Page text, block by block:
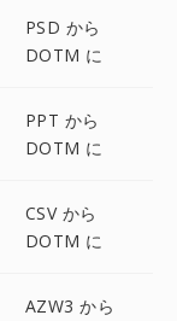
PSD から
DOTM に
PPT から
DOTM に
CSV から
DOTM に
AZW3 から